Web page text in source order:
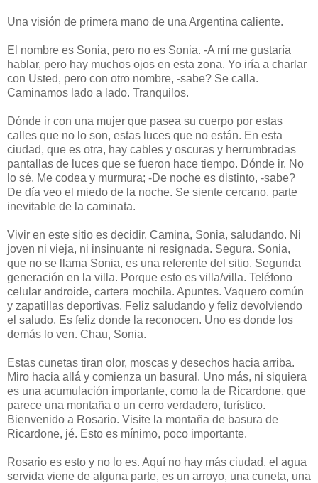
Una visión de primera mano de una Argentina caliente.
El nombre es Sonia, pero no es Sonia. -A mí me gustaría
hablar, pero hay muchos ojos en esta zona. Yo iría a charlar
con Usted, pero con otro nombre, -sabe? Se calla.
Caminamos lado a lado. Tranquilos.
Dónde ir con una mujer que pasea su cuerpo por estas
calles que no lo son, estas luces que no están. En esta
ciudad, que es otra, hay cables y oscuras y herrumbradas
pantallas de luces que se fueron hace tiempo. Dónde ir. No
lo sé. Me codea y murmura; -De noche es distinto, -sabe?
De día veo el miedo de la noche. Se siente cercano, parte
inevitable de la caminata.
Vivir en este sitio es decidir. Camina, Sonia, saludando. Ni
joven ni vieja, ni insinuante ni resignada. Segura. Sonia,
que no se llama Sonia, es una referente del sitio. Segunda
generación en la villa. Porque esto es villa/villa. Teléfono
celular androide, cartera mochila. Apuntes. Vaquero común
y zapatillas deportivas. Feliz saludando y feliz devolviendo
el saludo. Es feliz donde la reconocen. Uno es donde los
demás lo ven. Chau, Sonia.
Estas cunetas tiran olor, moscas y desechos hacia arriba.
Miro hacia allá y comienza un basural. Uno más, ni siquiera
es una acumulación importante, como la de Ricardone, que
parece una montaña o un cerro verdadero, turístico.
Bienvenido a Rosario. Visite la montaña de basura de
Ricardone, jé. Esto es mínimo, poco importante.
Rosario es esto y no lo es. Aquí no hay más ciudad, el agua
servida viene de alguna parte, es un arroyo, una cuneta, una